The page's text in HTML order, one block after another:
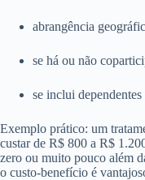
abrangência
se há ou não
se inclui dependentes
Exemplo prático: um
custar de R$ 800 a R$
zero ou muito pouco além
o custo-benefício é